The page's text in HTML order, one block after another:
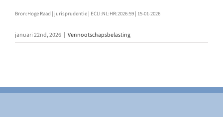
Bron:Hoge Raad | jurisprudentie | ECLI:NL:HR:2026:59 | 15-01-2026
januari 22nd, 2026 | Vennootschapsbelasting